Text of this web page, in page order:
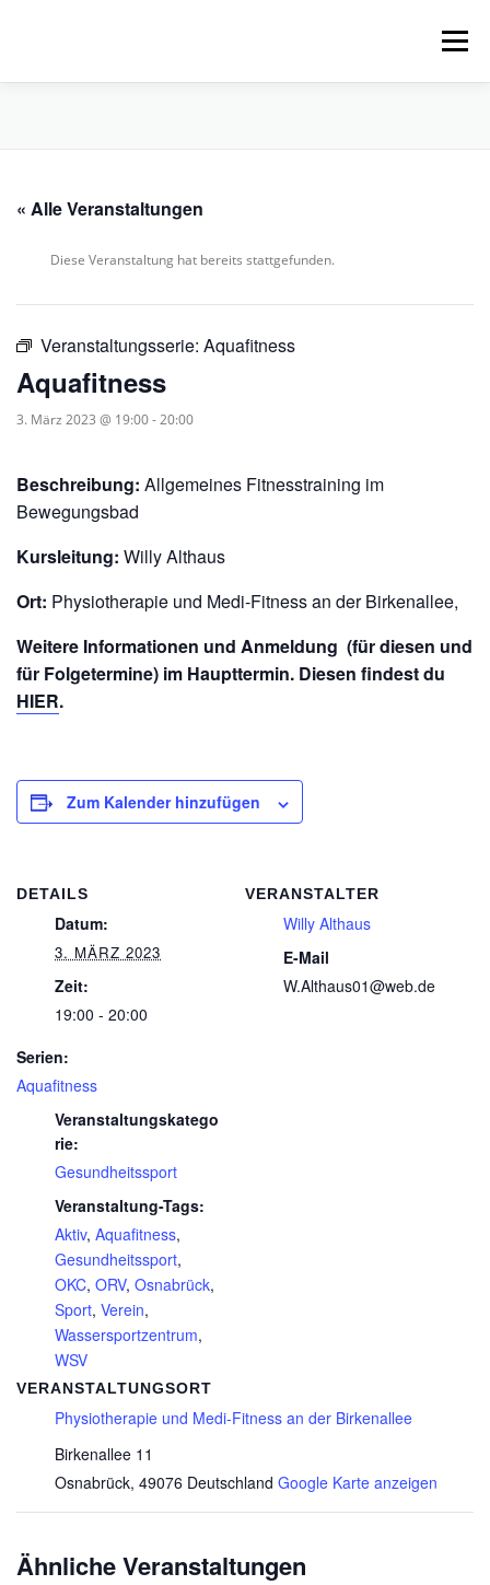
Menü
VERLEIH, TOUREN UND SUP
« Alle Veranstaltungen
Diese Veranstaltung hat bereits stattgefunden.
Veranstaltungsserie: Aquafitness
Aquafitness
3. März 2023 @ 19:00-20:00
Beschreibung: Allgemeines Fitnesstraining im
Bewegungsbad
Kursleitung: Willy Althaus
Ort: Physiotherapie und Medi-Fitness an der Birkenallee,
Weitere Informationen und Anmeldung (für diesen und
für Folgetermine) im Haupttermin. Diesen findest du
HIER.
Zum Kalender hinzufügen
DETAILS
Datum:
3. MÄRZ 2023
Zeit:
19:00 - 20:00
Serien:
Aquafitness
Veranstaltungskatego
rie:
Gesundheitssport
Veranstaltung-Tags:
Aktiv, Aquafitness,
Gesundheitssport,
OKC, ORV, Osnabrück,
Sport, Verein,
Wassersportzentrum,
WSV
VERANSTALTUNGSORT
Physiotherapie und Medi-Fitness an der Birkenallee
Birkenallee 11
Osnabrück, 49076 Deutschland Google Karte anzeigen
VERANSTALTER
Willy Althaus
E-Mail
W.Althaus01@web.de
Ähnliche Veranstaltungen